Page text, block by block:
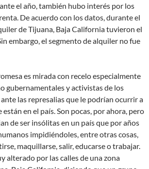
el año, también hubo interés por los
De acuerdo con los datos, durante el
de Tijuana, Baja California tuvieron el
embargo, el segmento de alquiler no fue
es mirada con recelo especialmente
gubernamentales y activistas de los
las represalias que le podrían ocurrir a
están en el país. Son pocas, por ahora, pero
de ser insólitas en un país que por años
impidiéndoles, entre otras cosas,
maquillarse, salir, educarse o trabajar.
alterado por las calles de una zona